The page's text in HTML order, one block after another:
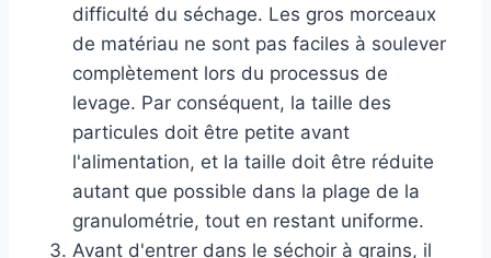
difficulté du séchage. Les gros morceaux
de matériau ne sont pas faciles à soulever
complètement lors du processus de
levage. Par conséquent, la taille des
particules doit être petite avant
l'alimentation, et la taille doit être réduite
autant que possible dans la plage de la
granulométrie, tout en restant uniforme.
Avant d'entrer dans le séchoir à grains, il